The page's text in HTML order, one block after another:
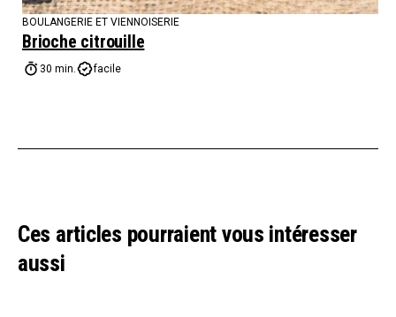
BOULANGERIE ET VIENNOISERIE
Brioche citrouille
30 min. facile
Ces articles pourraient vous intéresser
aussi